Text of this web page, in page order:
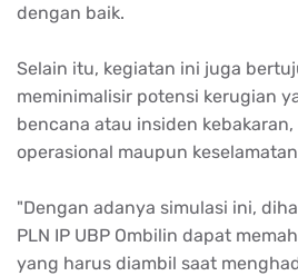
dengan baik.
Selain itu, kegiatan ini juga
meminimalisir potensi kerugian
bencana atau insiden
operasional maupun
"Dengan adanya simulasi ini,
PLN IP UBP Ombilin dapat
yang harus diambil saat